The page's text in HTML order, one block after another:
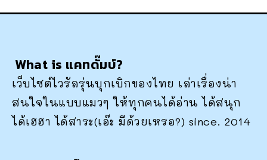
What is แคทดั๊มบ์?
เว็บไซต์ไวรัลรุ่นบุกเบิกของไทย เล่าเรื่องน่า
สนใจในแบบแมวๆ ให้ทุกคนได้อ่าน ได้สนุก
ได้เฮฮา ได้สาระ(เอ๊ะ มีด้วยเหรอ?) since. 2014